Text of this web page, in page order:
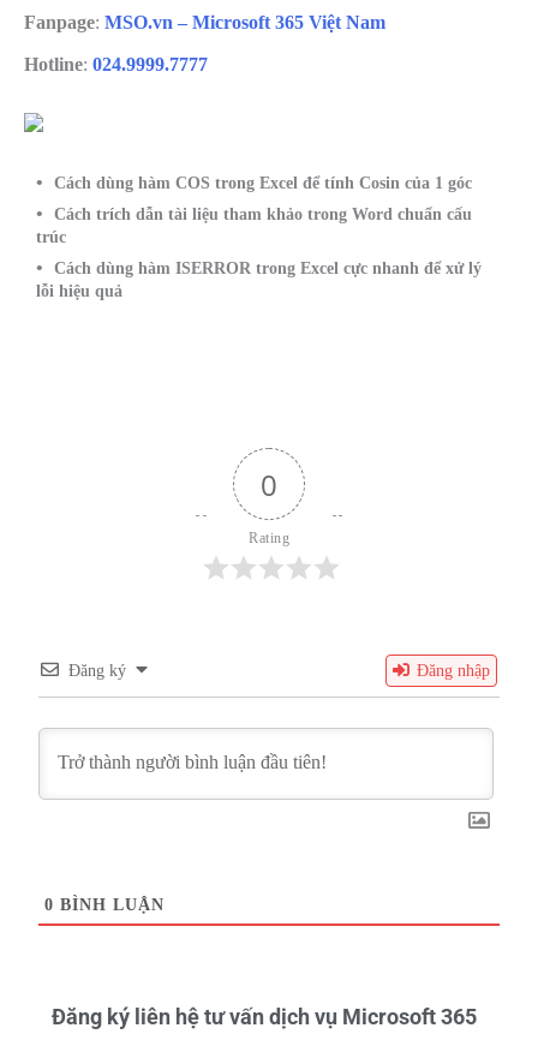
Fanpage: MSO.vn – Microsoft 365 Việt Nam
Hotline: 024.9999.7777
Cách dùng hàm COS trong Excel để tính Cosin của 1 góc
Cách trích dẫn tài liệu tham khảo trong Word chuẩn cấu
trúc
Cách dùng hàm ISERROR trong Excel cực nhanh để xử lý
lỗi hiệu quả
0
Rating
Đăng ký Đăng nhập
0 BÌNH LUẬN
Đăng ký liên hệ tư vấn dịch vụ Microsoft 365